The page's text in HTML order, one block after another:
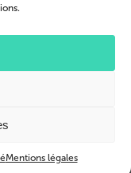
Mentions légales